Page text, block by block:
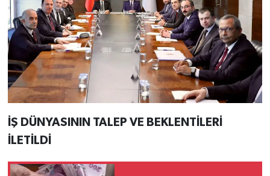
İŞ DÜNYASININ TALEP VE BEKLENTİLERİ
İLETİLDİ